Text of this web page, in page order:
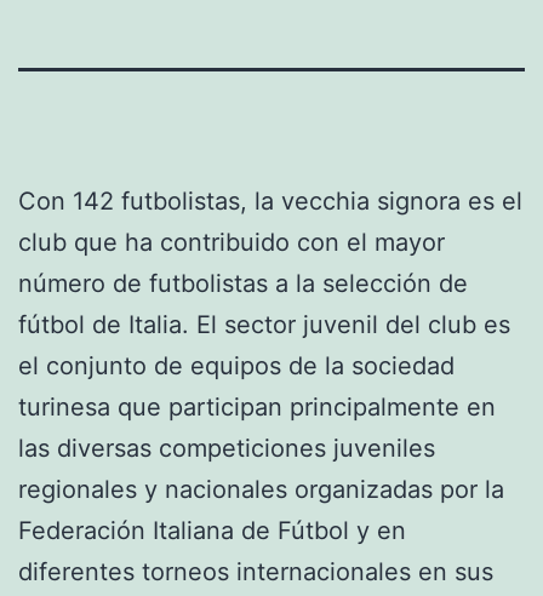
Con 142 futbolistas, la vecchia signora es el
club que ha contribuido con el mayor
número de futbolistas a la selección de
fútbol de Italia. El sector juvenil del club es
el conjunto de equipos de la sociedad
turinesa que participan principalmente en
las diversas competiciones juveniles
regionales y nacionales organizadas por la
Federación Italiana de Fútbol y en
diferentes torneos internacionales en sus